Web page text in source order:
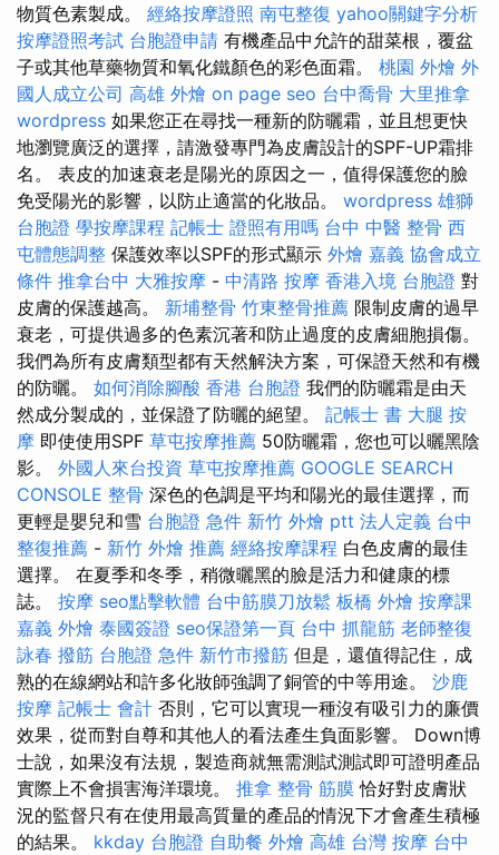
物質色素製成。 經絡按摩證照 南屯整復 yahoo關鍵字分析
按摩證照考試 台胞證申請 有機產品中允許的甜菜根，覆盆
子或其他草藥物質和氧化鐵顏色的彩色面霜。 桃園 外燴 外
國人成立公司 高雄 外燴 on page seo 台中喬骨 大里推拿
wordpress 如果您正在尋找一種新的防曬霜，並且想更快
地瀏覽廣泛的選擇，請激發專門為皮膚設計的SPF-UP霜排
名。 表皮的加速衰老是陽光的原因之一，值得保護您的臉
免受陽光的影響，以防止適當的化妝品。 wordpress 雄獅
台胞證 學按摩課程 記帳士 證照有用嗎 台中 中醫 整骨 西
屯體態調整 保護效率以SPF的形式顯示 外燴 嘉義 協會成立
條件 推拿台中 大雅按摩 - 中清路 按摩 香港入境 台胞證 對
皮膚的保護越高。 新埔整骨 竹東整骨推薦 限制皮膚的過早
衰老，可提供過多的色素沉著和防止過度的皮膚細胞損傷。
我們為所有皮膚類型都有天然解決方案，可保證天然和有機
的防曬。 如何消除腳酸 香港 台胞證 我們的防曬霜是由天
然成分製成的，並保證了防曬的絕望。 記帳士 書 大腿 按
摩 即使使用SPF 草屯按摩推薦 50防曬霜，您也可以曬黑陰
影。 外國人來台投資 草屯按摩推薦 GOOGLE SEARCH
CONSOLE 整骨 深色的色調是平均和陽光的最佳選擇，而
更輕是嬰兒和雪 台胞證 急件 新竹 外燴 ptt 法人定義 台中
整復推薦 - 新竹 外燴 推薦 經絡按摩課程 白色皮膚的最佳
選擇。 在夏季和冬季，稍微曬黑的臉是活力和健康的標
誌。 按摩 seo點擊軟體 台中筋膜刀放鬆 板橋 外燴 按摩課
嘉義 外燴 泰國簽證 seo保證第一頁 台中 抓龍筋 老師整復
詠春 撥筋 台胞證 急件 新竹市撥筋 但是，還值得記住，成
熟的在線網站和許多化妝師強調了銅管的中等用途。 沙鹿
按摩 記帳士 會計 否則，它可以實現一種沒有吸引力的廉價
效果，從而對自尊和其他人的看法產生負面影響。 Down博
士說，如果沒有法規，製造商就無需測試測試即可證明產品
實際上不會損害海洋環境。 推拿 整骨 筋膜 恰好對皮膚狀
況的監督只有在使用最高質量的產品的情況下才會產生積極
的結果。 kkday 台胞證 自助餐 外燴 高雄 台灣 按摩 台中